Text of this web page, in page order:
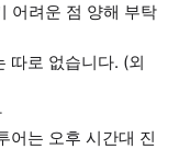
어려운 점 양해 부탁
따로 없습니다. (외
어는 오후 시간대 진